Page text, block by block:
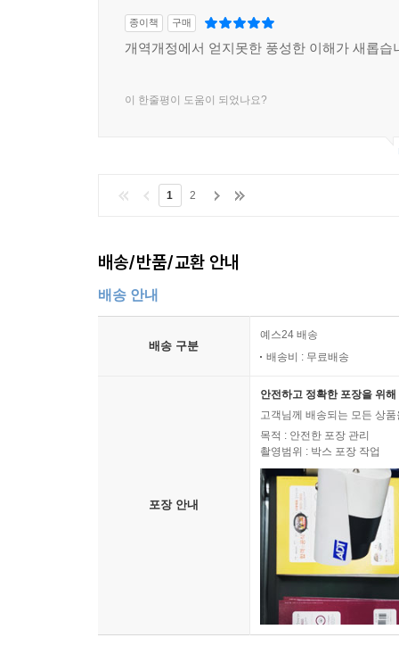
강영안, 고신대학교 이사장, 서강대학교 철학과 명
독서를 멈출 정도이다. 그렇지만 성경이 왜 잘
이승우, 소설가, 조선대학교 문예창작학과 교수
(narrative)을 멋지게 되살려 낸, 이 시대를 사는
통역자이기 때문이다. 하나님이 말씀하시고, 피
동네 목사님이 준비해 주신 말씀이 우리 안에서
고(故) 안수현, 『그 청년 바보의사』 저자
제가 이스라엘에서 10년간 사역하면서 누린 최
익사이팅하게 읽을 수 있게 되었다는 점입니다.
성경을 더욱 친근하고 입체적으로 이해하도록 돕
류모세, 『열린다 성경』 저자
『메시지』는 마치 다리와도 같다. 성경과 사람
유진 피터슨은 일상과 사람과 영성을 따로 보지
살아 있습니다. 예수가 사람이 되어 오신 사랑과
종이책 구매
개역개정에서 얻지못한 풍성한 이해가 새롭습
이 한줄평이 도움이 되었나요?
1 2
배송/반품/교환 안내
배송 안내
배송 구분
예스24 배송
배송비 : 무료배송
포장 안내
안전하고 정확한 포장을 위
고객님께 배송되는 모든 상
목적 : 안전한 포장 관리
촬영범위 : 박스 포장 작업